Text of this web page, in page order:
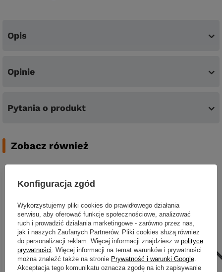
Opis
Opinie
Pytania o produkt
Zobacz również
PROMOCJA
Konfiguracja zgód
Wykorzystujemy pliki cookies do prawidłowego działania
serwisu, aby oferować funkcje społecznościowe, analizować
ruch i prowadzić działania marketingowe - zarówno przez nas,
jak i naszych Zaufanych Partnerów. Pliki cookies służą również
do personalizacji reklam. Więcej informacji znajdziesz w polityce
prywatności . Więcej informacji na temat warunków i prywatności
można znaleźć także na stronie Prywatność i warunki Google
Akceptacja tego komunikatu oznacza zgodę na ich zapisywanie